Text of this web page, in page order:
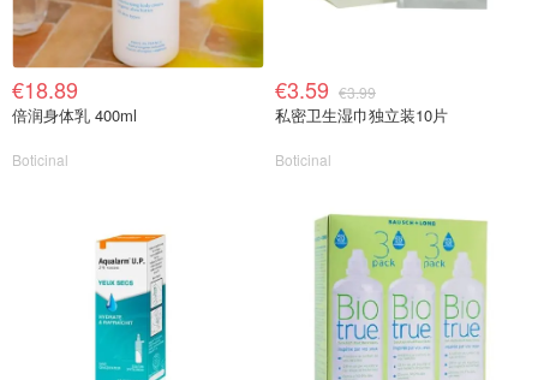
€18.89
倍润身体乳 400ml
Boticinal
€3.59 €3.99
私密卫生湿巾独立装10片
Boticinal